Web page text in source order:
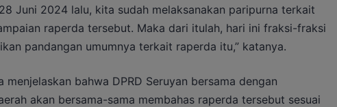
Juni 2024 lalu, kita sudah melaksanakan paripurna terkait
raperda tersebut. Maka dari itulah, hari ini fraksi-fraksi
pandangan umumnya terkait raperda itu,” katanya.
menjelaskan bahwa DPRD Seruyan bersama dengan
akan bersama-sama membahas raperda tersebut sesuai